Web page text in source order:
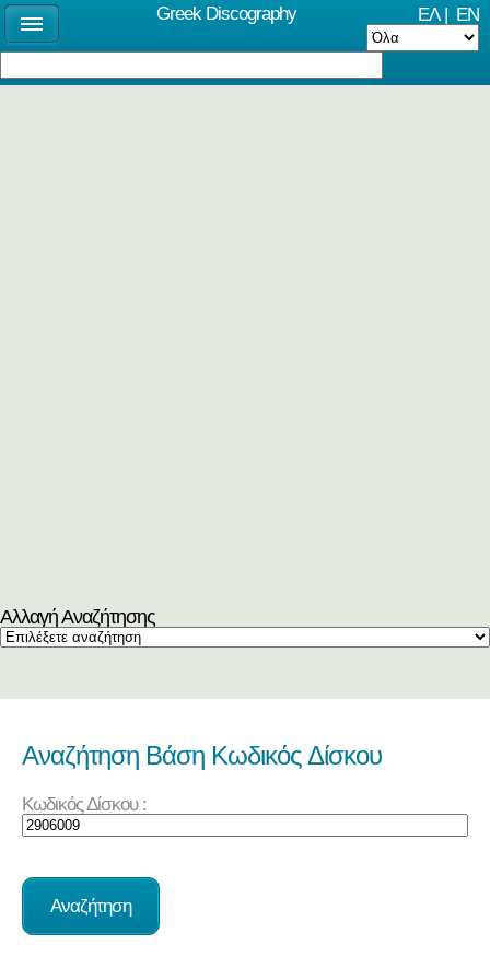
ΕΛ| EN
Αλλαγή Αναζήτησης
Αναζήτηση Βάση Κωδικός Δίσκου
Κωδικός Δίσκου :
Greek Discography